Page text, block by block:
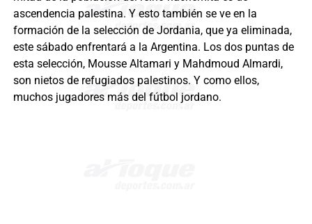
ascendencia palestina. Y esto también se ve en la
formación de la selección de Jordania, que ya eliminada,
este sábado enfrentará a la Argentina. Los dos puntas de
esta selección, Mousse Altamari y Mahdmoud Almardi,
son nietos de refugiados palestinos. Y como ellos,
muchos jugadores más del fútbol jordano.